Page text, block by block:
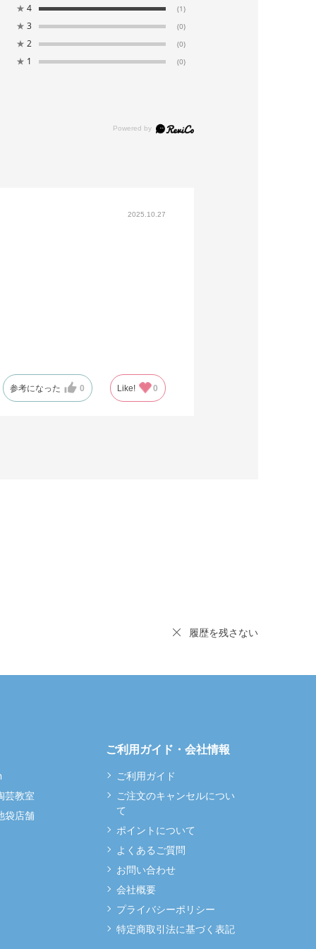
★ 4 (1)
★ 3 (0)
★ 2 (0)
★ 1 (0)
2025.10.27
参考になった 0 Like! 0
履歴を残さない
芸教室
袋店舗
ご利用ガイド・会社情報
ご利用ガイド
ご注文のキャンセルについ
て
ポイントについて
よくあるご質問
お問い合わせ
会社概要
プライバシーポリシー
特定商取引法に基づく表記